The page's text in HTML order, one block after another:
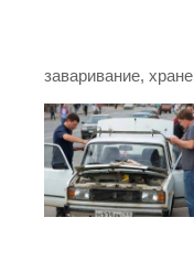
заваривание,